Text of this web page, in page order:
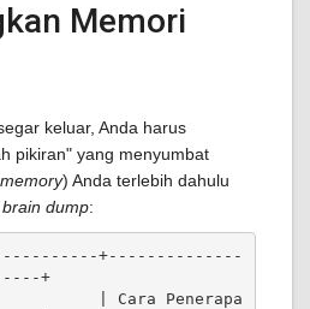
Memori
keluar, Anda harus
pikiran" yang menyumbat
) Anda terlebih dahulu
brain dump:
+--------------
+
| Cara Penerapa